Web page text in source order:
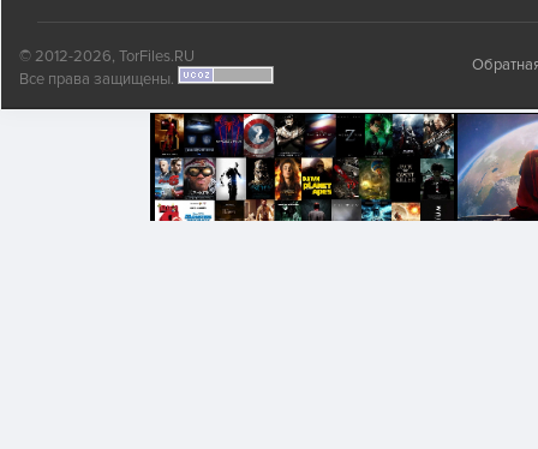
© 2012-2026, TorFiles.RU
Все права защищены.